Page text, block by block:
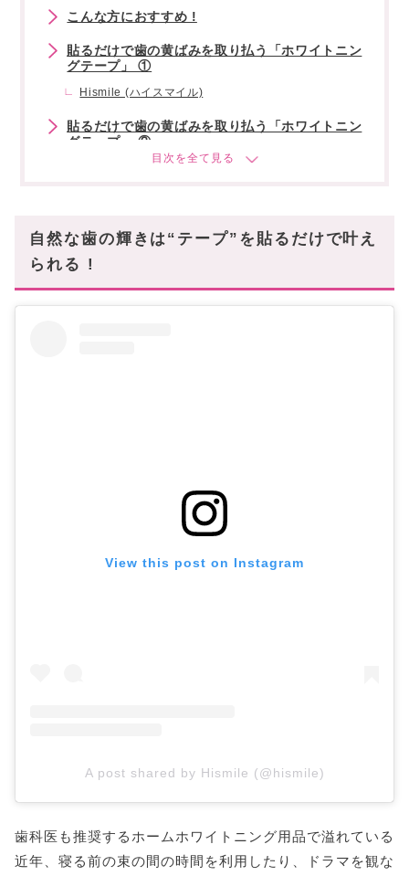
こんな方におすすめ !
貼るだけで歯の黄ばみを取り払う「ホワイトニン
グテープ」 ①
Hismile (ハイスマイル)
貼るだけで歯の黄ばみを取り払う「ホワイトニン
グテープ」 ②
White glo (ホワイト・グロー)
MOON (ムーン)
グテープ」 ④
自然な歯の輝きは“テープ”を貼るだけで叶え
られる !
View this post on Instagram
A post shared by Hismile (@hismile)
歯科医も推奨するホームホワイトニング用品で溢れている
近年、寝る前の束の間の時間を利用したり、ドラマを観な